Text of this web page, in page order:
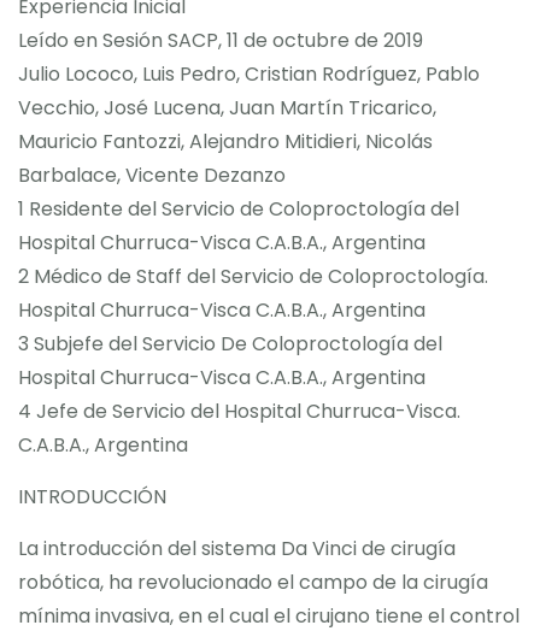
Experiencia Inicial
Leído en Sesión SACP, 11 de octubre de 2019
Julio Lococo, Luis Pedro, Cristian Rodríguez, Pablo
Vecchio, José Lucena, Juan Martín Tricarico,
Mauricio Fantozzi, Alejandro Mitidieri, Nicolás
Barbalace, Vicente Dezanzo
1 Residente del Servicio de Coloproctología del
Hospital Churruca-Visca C.A.B.A., Argentina
2 Médico de Staff del Servicio de Coloproctología.
Hospital Churruca-Visca C.A.B.A., Argentina
3 Subjefe del Servicio De Coloproctología del
Hospital Churruca-Visca C.A.B.A., Argentina
4 Jefe de Servicio del Hospital Churruca-Visca.
C.A.B.A., Argentina
INTRODUCCIÓN
La introducción del sistema Da Vinci de cirugía
robótica, ha revolucionado el campo de la cirugía
mínima invasiva, en el cual el cirujano tiene el control